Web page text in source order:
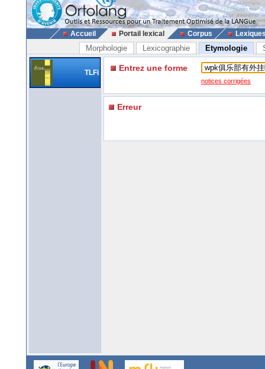
Accueil Portail lexical Corpus
Morphologie Lexicographie Etymologie
TLFi Entrez une forme
notices corrigées
Erreur